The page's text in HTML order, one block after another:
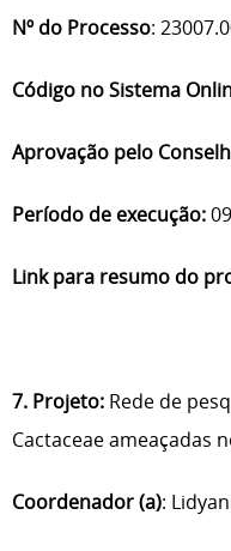
Nº do Processo:
Código no Sistema
Aprovação pelo
Período de execução:
Link para resumo do
7. Projeto: Rede de
Cactaceae ameaçadas
Coordenador (a):